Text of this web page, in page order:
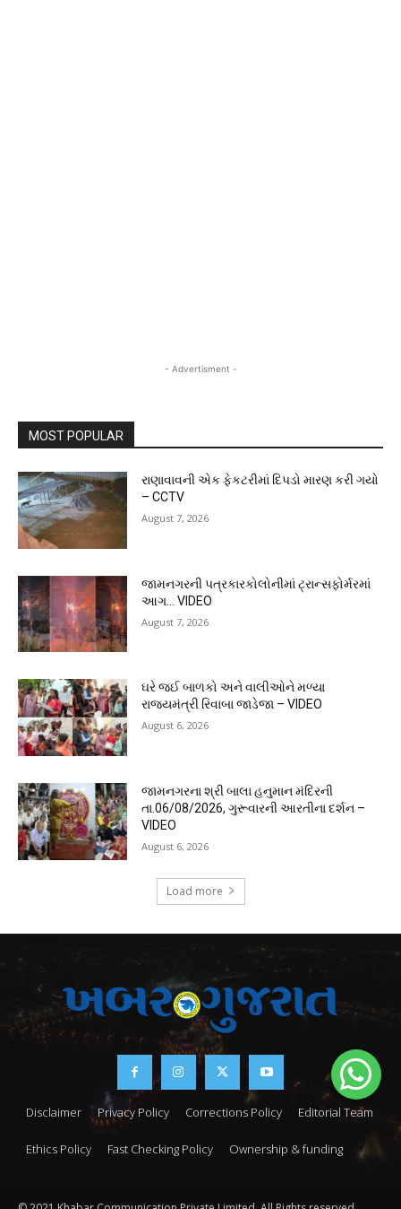
- Advertisment -
MOST POPULAR
રાણાવાવની એક ફેકટરીમાં દિપડો મારણ કરી ગયો
– CCTV
August 7, 2026
જામનગરની પત્રકારકોલોનીમાં ટ્રાન્સફોર્મરમાં
આગ… VIDEO
August 7, 2026
ઘરે જઈ બાળકો અને વાલીઓને મળ્યા
રાજ્યમંત્રી રિવાબા જાડેજા – VIDEO
August 6, 2026
જામનગરના શ્રી બાલા હનુમાન મંદિરની
તા.06/08/2026, ગુરૂવારની આરતીના દર્શન –
VIDEO
August 6, 2026
Load more
Disclaimer Privacy Policy Corrections Policy Editorial Team
Ethics Policy Fast Checking Policy Ownership & funding